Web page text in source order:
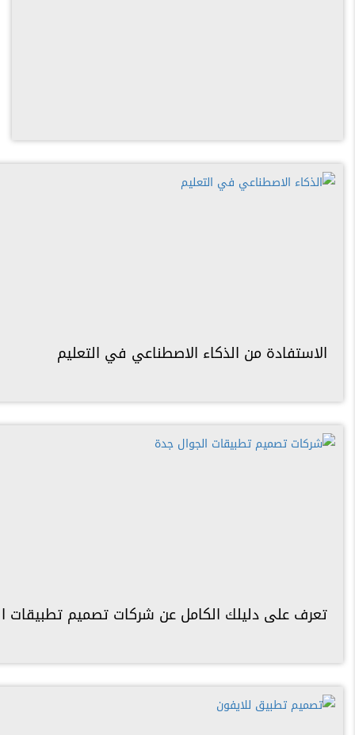
الاستفادة من الذكاء الاصطناعي في التعليم
تعرف على دليلك الكامل عن شركات تصميم تطبيقات